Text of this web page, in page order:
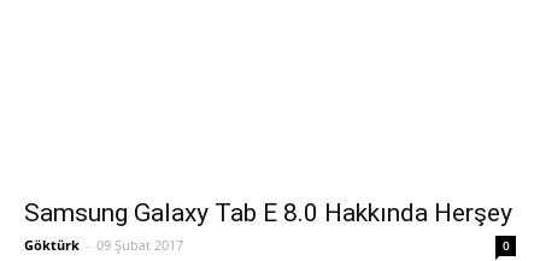
Samsung Galaxy Tab E 8.0 Hakkında Herşey
Göktürk - 09 Şubat 2017 0